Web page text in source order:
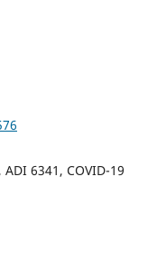
6341, COVID-19